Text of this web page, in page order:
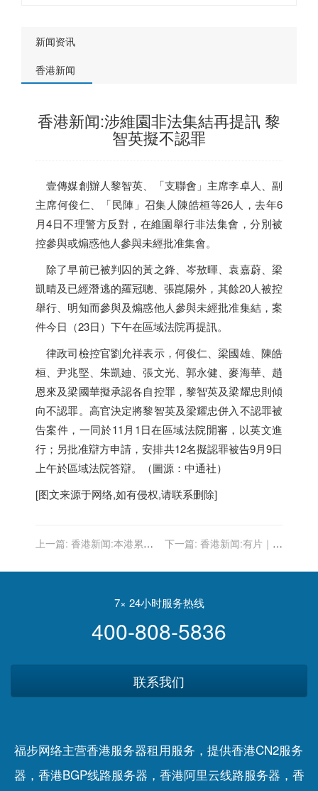
新闻资讯
香港新闻
香港新闻:涉維園非法集結再提訊 黎
智英擬不認罪
壹傳媒創辦人黎智英、「支聯會」主席李卓人、副
主席何俊仁、「民陣」召集人陳皓桓等26人，去年6
月4日不理警方反對，在維園舉行非法集會，分別被
控參與或煽惑他人參與未經批准集會。
除了早前已被判囚的黃之鋒、岑敖暉、袁嘉蔚、梁
凱晴及已經潛逃的羅冠聰、張崑陽外，其餘20人被控
舉行、明知而參與及煽惑他人參與未經批准集結，案
件今日（23日）下午在區域法院再提訊。
律政司檢控官劉允祥表示，何俊仁、梁國雄、陳皓
桓、尹兆堅、朱凱廸、張文光、郭永健、麥海華、趙
恩來及梁國華擬承認各自控罪，黎智英及梁耀忠則傾
向不認罪。高官決定將黎智英及梁耀忠併入不認罪被
告案件，一同於11月1日在區域法院開審，以英文進
行；另批准辯方申請，安排共12名擬認罪被告9月9日
上午於區域法院答辯。（圖源：中通社）
[图文来源于网络,如有侵权,请联系删除]
上一篇: 香港新闻:本港累計
萬人打針
下一篇: 香港新闻:有片｜動
市民觀展熱情
7× 24小时服务热线
400-808-5836
联系我们
福步网络主营香港服务器租用服务，提供香港CN2服务
器，香港BGP线路服务器，香港阿里云线路服务器，香